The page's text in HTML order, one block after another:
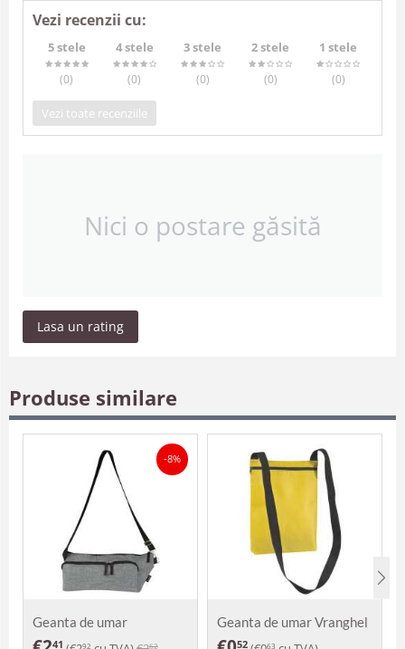
Vezi recenzii cu:
5 stele
(0)
4 stele
(0)
3 stele
(0)
2 stele
(0)
1 stele
(0)
Vezi toate recenziile
Nici o postare găsită
Lasa un rating
Produse similare
-8%
Geanta de umar
Alexandra
41 92 62
Geanta de umar Vranghel
52 63